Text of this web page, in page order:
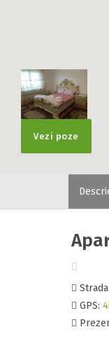
Vezi poze
GPS: